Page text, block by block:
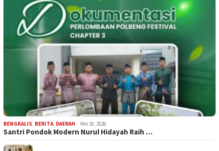
BENGKALIS, BERITA, DAERAH Mei 18, 2026
Santri Pondok Modern Nurul Hidayah Raih …